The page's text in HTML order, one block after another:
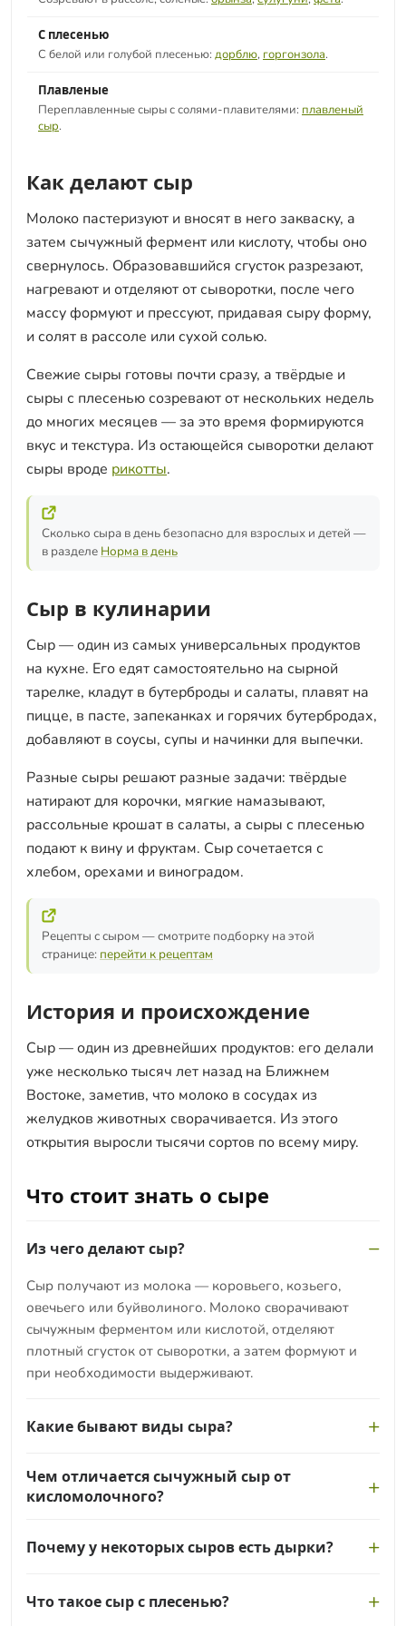
С плесенью
С белой или голубой плесенью: дорблю, горгонзола.
Плавленые
Переплавленные сыры с солями-плавителями: плавленый
сыр.
Как делают сыр
Молоко пастеризуют и вносят в него закваску, а
затем сычужный фермент или кислоту, чтобы оно
свернулось. Образовавшийся сгусток разрезают,
нагревают и отделяют от сыворотки, после чего
массу формуют и прессуют, придавая сыру форму,
и солят в рассоле или сухой солью.
Свежие сыры готовы почти сразу, а твёрдые и
сыры с плесенью созревают от нескольких недель
до многих месяцев — за это время формируются
вкус и текстура. Из остающейся сыворотки делают
сыры вроде рикотты.
Сколько сыра в день безопасно для взрослых и детей —
в разделе Норма в день
Сыр в кулинарии
Сыр — один из самых универсальных продуктов
на кухне. Его едят самостоятельно на сырной
тарелке, кладут в бутерброды и салаты, плавят на
пицце, в пасте, запеканках и горячих бутербродах,
добавляют в соусы, супы и начинки для выпечки.
Разные сыры решают разные задачи: твёрдые
натирают для корочки, мягкие намазывают,
рассольные крошат в салаты, а сыры с плесенью
подают к вину и фруктам. Сыр сочетается с
хлебом, орехами и виноградом.
Рецепты с сыром — смотрите подборку на этой
странице: перейти к рецептам
История и происхождение
Сыр — один из древнейших продуктов: его делали
уже несколько тысяч лет назад на Ближнем
Востоке, заметив, что молоко в сосудах из
желудков животных сворачивается. Из этого
открытия выросли тысячи сортов по всему миру.
Что стоит знать о сыре
Из чего делают сыр?
Сыр получают из молока — коровьего, козьего,
овечьего или буйволиного. Молоко сворачивают
сычужным ферментом или кислотой, отделяют
плотный сгусток от сыворотки, а затем формуют и
при необходимости выдерживают.
Какие бывают виды сыра?
рассольные, плавленые и сыры с плесенью. Они
различаются влажностью, сроком созревания и
твёрдых сортов.
Чем отличается сычужный сыр от
кисломолочного?
ферментом, благодаря чему получается плотный
створаживают кислотой или закваской — так делают
Почему у некоторых сыров есть дырки?
бактерии, которые при созревании выделяют
Что такое сыр с плесенью?